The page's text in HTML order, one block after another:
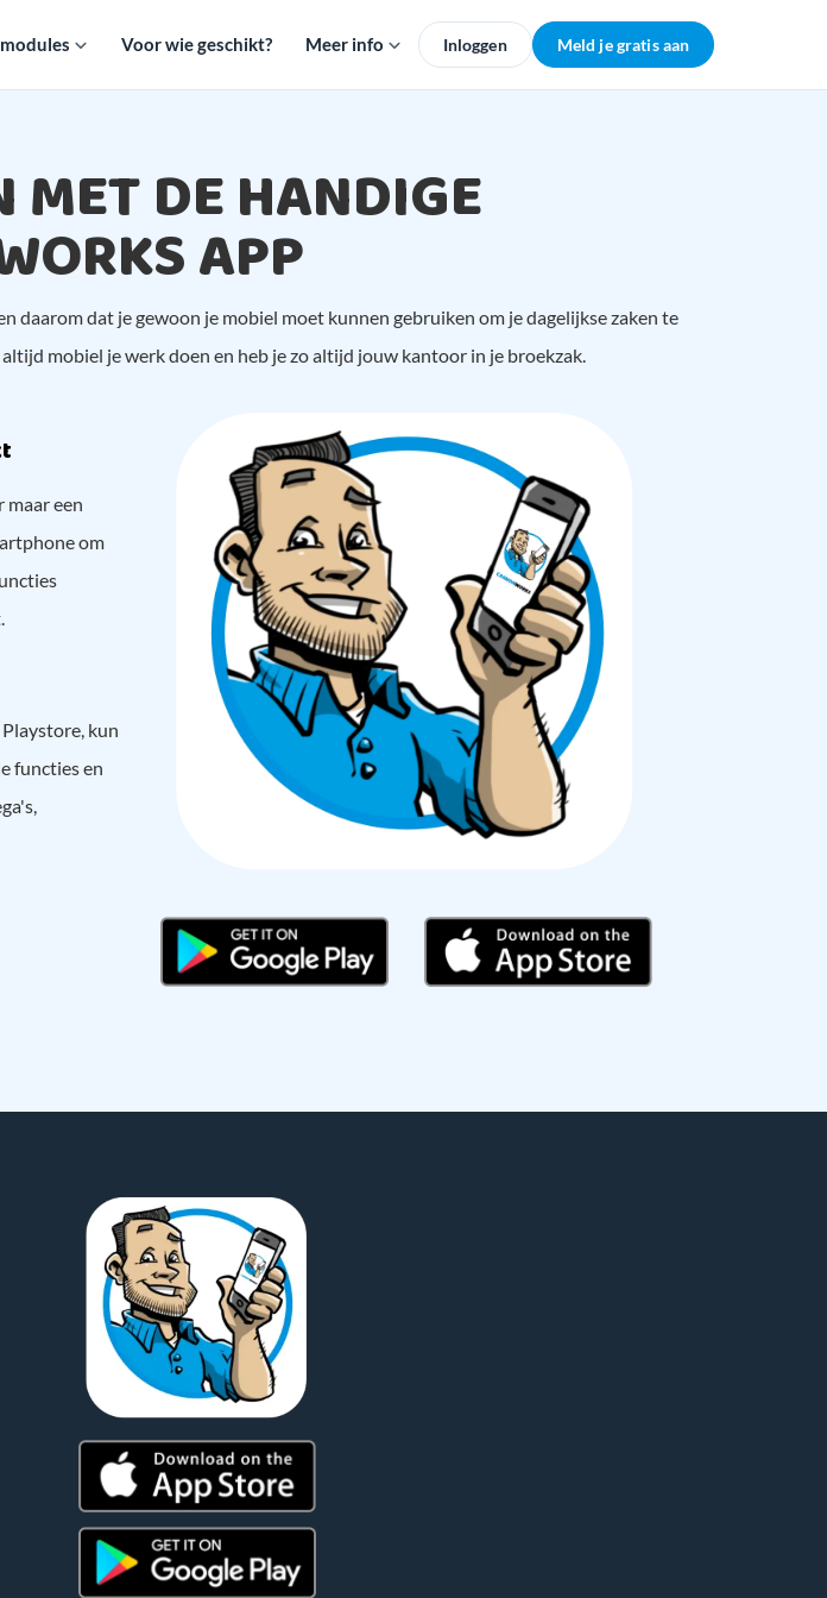
Voor wie geschikt? Meer info Inloggen Meld je gratis aan
MET DE HANDIGE
APP
dat je gewoon je mobiel moet kunnen gebruiken om je dagelijkse zaken te
mobiel je werk doen en heb je zo altijd jouw kantoor in je broekzak.
maar een
om
kun
functies en